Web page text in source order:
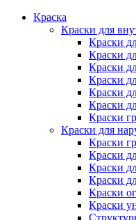
Краска
Краски для
Краски
Краски
Краски
Краски
Краски
Краски
Краски
Краски для
Краски
Краски
Краски
Краски
Краски
Краски